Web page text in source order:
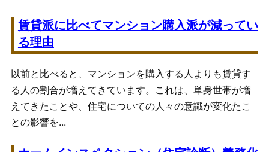
賃貸派に比べてマンション購入派が減ってい
る理由
以前と比べると、マンションを購入する人よりも賃貸す
る人の割合が増えてきています。これは、単身世帯が増
えてきたことや、住宅についての人々の意識が変化たこ
との影響を...